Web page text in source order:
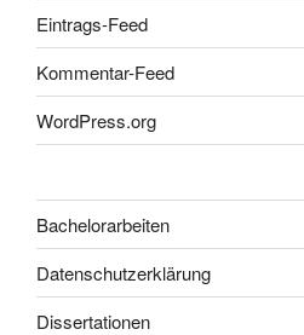
Eintrags-Feed
Kommentar-Feed
WordPress.org
Bachelorarbeiten
Datenschutzerklärung
Dissertationen